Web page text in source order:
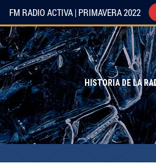
HISTORIA DE LA
FM RADIO ACTIVA | PRIMAVERA 2022